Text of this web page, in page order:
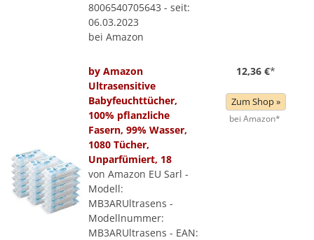
8006540705643 - seit:
06.03.2023
bei Amazon
by Amazon
Ultrasensitive
Babyfeuchttücher,
100% pflanzliche
Fasern, 99% Wasser,
1080 Tücher,
Unparfümiert, 18
von Amazon EU Sarl -
Modell:
MB3ARUltrasens -
Modellnummer:
MB3ARUltrasens - EAN:
12,36 €*
Zum Shop »
bei Amazon*